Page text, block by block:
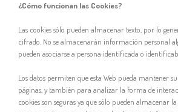
¿Cómo funcionan las Cookies?
Las cookies sólo pueden almacenar texto, por lo
cifrado. No se almacenarán información personal
pueden asociarse a persona identificada o
Los datos permiten que esta Web pueda mantener
páginas, y también para analizar la forma de
cookies son seguras ya que sólo pueden almacenar